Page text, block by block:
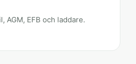
AGM, EFB och laddare.